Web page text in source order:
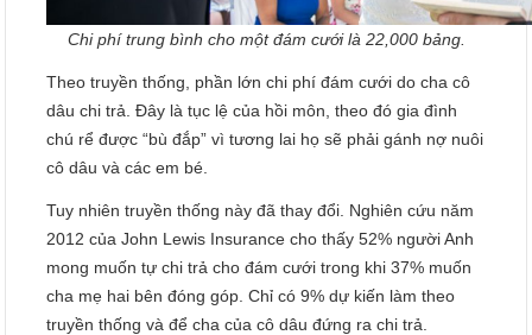
Chi phí trung bình cho một đám cưới là 22,000 bảng.
Theo truyền thống, phần lớn chi phí đám cưới do cha cô
dâu chi trả. Đây là tục lệ của hồi môn, theo đó gia đình
chú rể được “bù đắp” vì tương lai họ sẽ phải gánh nợ nuôi
cô dâu và các em bé.
Tuy nhiên truyền thống này đã thay đổi. Nghiên cứu năm
2012 của John Lewis Insurance cho thấy 52% người Anh
mong muốn tự chi trả cho đám cưới trong khi 37% muốn
cha mẹ hai bên đóng góp. Chỉ có 9% dự kiến ​​làm theo
truyền thống và để cha của cô dâu đứng ra chi trả.